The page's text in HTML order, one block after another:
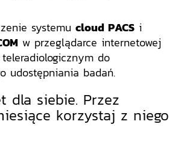
systemu cloud PACS i
w przeglądarce internetowej
do
udostępniania badań.
dla siebie. Przez
korzystaj z niego